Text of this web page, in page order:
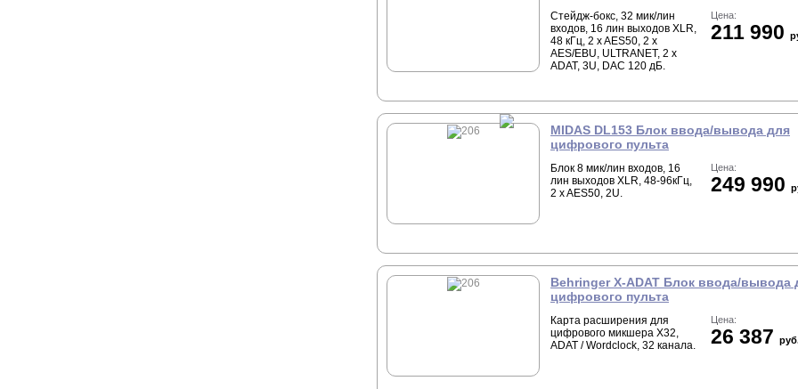
Стейдж-бокс, 32 мик/лин
входов, 16 лин выходов XLR,
48 кГц, 2 x AES50, 2 x
AES/EBU, ULTRANET, 2 x
ADAT, 3U, DAC 120 дБ.
Цена:
211 990
MIDAS DL153 Блок ввода/вывода для
цифрового пульта
Блок 8 мик/лин входов, 16
лин выходов XLR, 48-96кГц,
2 x AES50, 2U.
Цена:
249 990
Behringer X-ADAT Блок ввода/вывода
цифрового пульта
Карта расширения для
цифрового микшера Х32,
ADAT / Wordclock, 32 канала.
Цена:
26 387